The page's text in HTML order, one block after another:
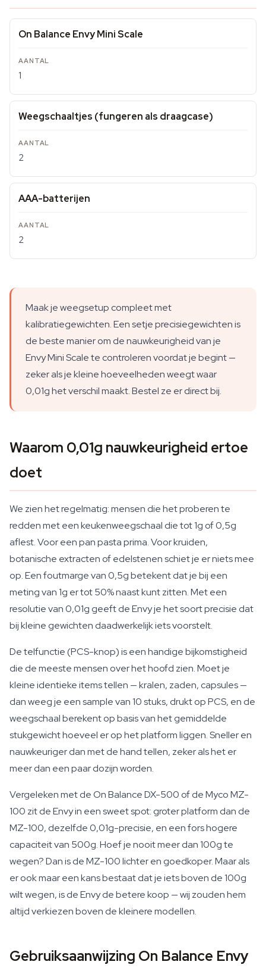
On Balance Envy Mini Scale
1
Weegschaaltjes (fungeren als draagcase)
2
AAA-batterijen
2
Maak je weegsetup compleet met
kalibratiegewichten. Een setje precisiegewichten is
de beste manier om de nauwkeurigheid van je
Envy Mini Scale te controleren voordat je begint —
zeker als je kleine hoeveelheden weegt waar
0,01g het verschil maakt. Bestel ze er direct bij.
Waarom 0,01g nauwkeurigheid ertoe
doet
We zien het regelmatig: mensen die het proberen te
redden met een keukenweegschaal die tot 1g of 0,5g
aflest. Voor een pan pasta prima. Voor kruiden,
botanische extracten of edelstenen schiet je er niets mee
op. Een foutmarge van 0,5g betekent dat je bij een
meting van 1g er tot 50% naast kunt zitten. Met een
resolutie van 0,01g geeft de Envy je het soort precisie dat
bij kleine gewichten daadwerkelijk iets voorstelt.
De telfunctie (PCS-knop) is een handige bijkomstigheid
die de meeste mensen over het hoofd zien. Moet je
kleine identieke items tellen — kralen, zaden, capsules —
dan weeg je een sample van 10 stuks, drukt op PCS, en de
weegschaal berekent op basis van het gemiddelde
stukgewicht hoeveel er op het platform liggen. Sneller en
nauwkeuriger dan met de hand tellen, zeker als het er
meer dan een paar dozijn worden.
Vergeleken met de On Balance DX-500 of de Myco MZ-
100 zit de Envy in een sweet spot: groter platform dan de
MZ-100, dezelfde 0,01g-precisie, en een fors hogere
capaciteit van 500g. Hoef je nooit meer dan 100g te
wegen? Dan is de MZ-100 lichter en goedkoper. Maar als
er ook maar een kans bestaat dat je iets boven de 100g
wilt wegen, is de Envy de betere koop — wij zouden hem
altijd verkiezen boven de kleinere modellen.
Gebruiksaanwijzing On Balance Envy